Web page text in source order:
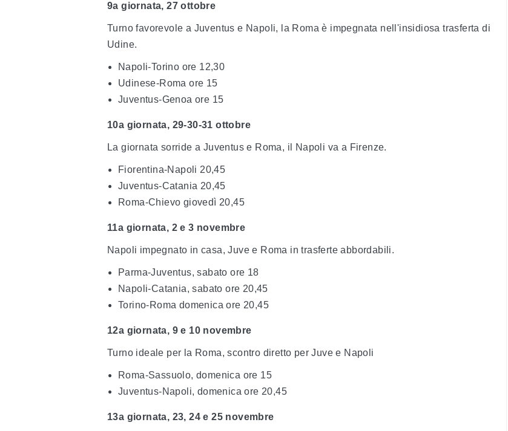
9a giornata, 27 ottobre
Turno favorevole a Juventus e Napoli, la Roma è impegnata nell'insidiosa trasferta di
Udine.
Napoli-Torino ore 12,30
Udinese-Roma ore 15
Juventus-Genoa ore 15
10a giornata, 29-30-31 ottobre
La giornata sorride a Juventus e Roma, il Napoli va a Firenze.
Fiorentina-Napoli 20,45
Juventus-Catania 20,45
Roma-Chievo giovedì 20,45
11a giornata, 2 e 3 novembre
Napoli impegnato in casa, Juve e Roma in trasferte abbordabili.
Parma-Juventus, sabato ore 18
Napoli-Catania, sabato ore 20,45
Torino-Roma domenica ore 20,45
12a giornata, 9 e 10 novembre
Turno ideale per la Roma, scontro diretto per Juve e Napoli
Roma-Sassuolo, domenica ore 15
Juventus-Napoli, domenica ore 20,45
13a giornata, 23, 24 e 25 novembre